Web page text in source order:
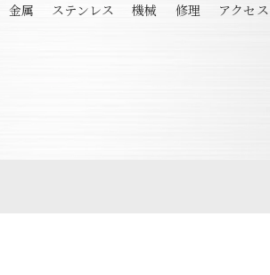
金属 ステンレス 機械 修理
アクセス